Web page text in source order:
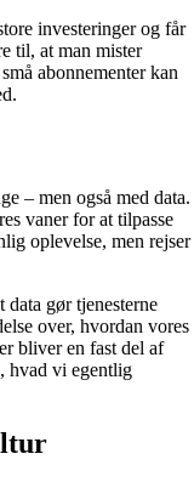
investeringer og får
til, at man mister
abonnementer kan
– men også med data.
vaner for at tilpasse
oplevelse, men rejser
gør tjenesterne
over, hvordan vores
bliver en fast del af
hvad vi egentlig